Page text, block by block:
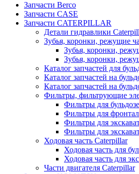
Запчасти Berco
Запчасти CASE
Запчасти CATERPILLAR
Детали гидравлики
Зубья, коронки, режущие
Зубья, коронки,
Зубья, коронки,
Каталог запчастей для
Каталог запчастей на
Каталог запчастей на
Фильтры, фильтрующие
Фильтры для
Фильтры для
Фильтры для
Фильтры для
Ходовая часть Caterpillar
Ходовая часть для
Ходовая часть для
Части двигателя Caterpillar